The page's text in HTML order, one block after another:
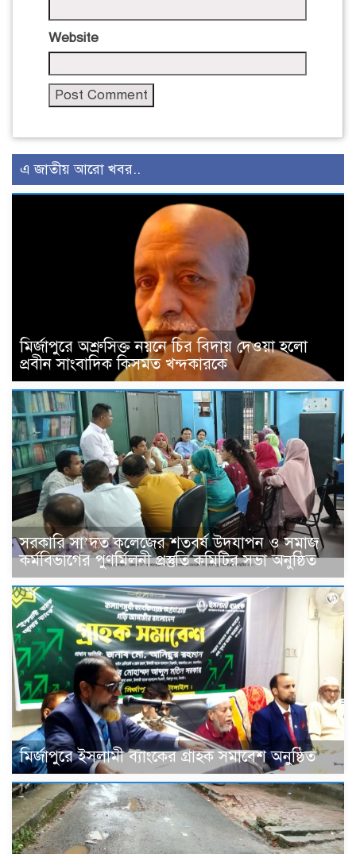
Website
এ জাতীয় আরো খবর..
মির্জাপুরে অশ্রুসিক্ত নয়নে চির বিদায় দেওয়া হলো
প্রবীন সাংবাদিক কিসমত খন্দকারকে
সরকারি সা’দত কলেজের শতবর্ষ উদযাপন ও সমাজ
কর্মবিভাগের পুণর্মিলনী প্রস্তুতি কমিটির সভা অনুষ্ঠিত
মির্জাপুরে ইসলামী ব্যাংকের গ্রাহক সমাবেশ অনুষ্ঠিত